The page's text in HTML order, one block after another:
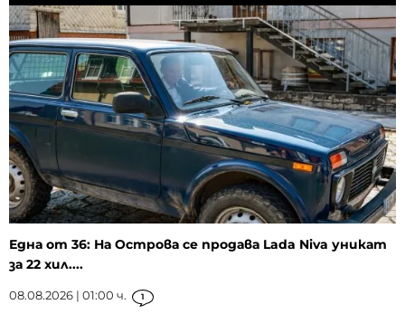
Една от 36: На Острова се продава Lada Niva уникат
за 22 хил....
08.08.2026 | 01:00 ч. 1